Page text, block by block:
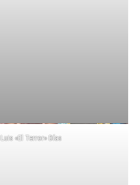
Luis «El Terror» Días